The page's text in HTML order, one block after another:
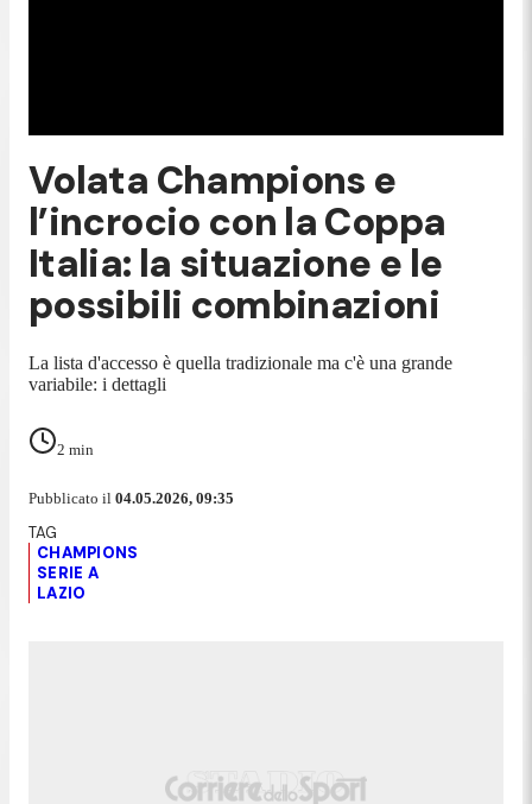
Volata Champions e
l’incrocio con la Coppa
Italia: la situazione e le
possibili combinazioni
La lista d'accesso è quella tradizionale ma c'è una grande
variabile: i dettagli
2 min
Pubblicato il 04.05.2026, 09:35
CHAMPIONS
SERIE A
LAZIO